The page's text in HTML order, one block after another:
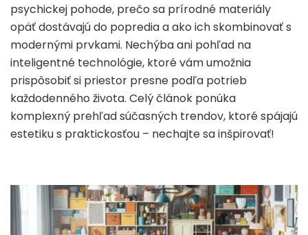
psychickej pohode, prečo sa prírodné materiály
opäť dostávajú do popredia a ako ich skombinovať s
modernými prvkami. Nechýba ani pohľad na
inteligentné technológie, ktoré vám umožnia
prispôsobiť si priestor presne podľa potrieb
každodenného života. Celý článok ponúka
komplexný prehľad súčasných trendov, ktoré spájajú
estetiku s praktickosťou – nechajte sa inšpirovať!